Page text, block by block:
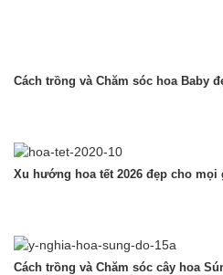
Cách trồng và Chăm sóc hoa Baby
Xu hướng hoa tết 2026 đẹp cho mọi
Cách trồng và Chăm sóc cây hoa